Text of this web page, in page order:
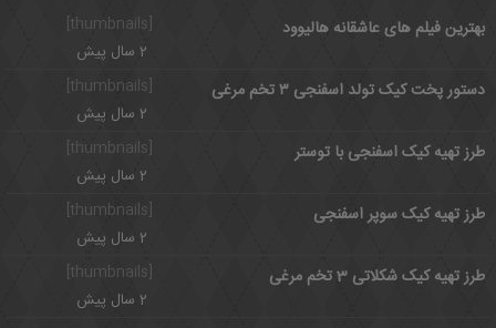
بهترین فیلم های عاشقانه هالیوود
2 سال پیش
[thumbnails]
دستور پخت کیک تولد اسفنجی ۳ تخم مرغی
2 سال پیش
طرز تهیه کیک اسفنجی با توستر
2 سال پیش
[thumbnails]
طرز تهیه کیک سوپر اسفنجی
2 سال پیش
طرز تهیه کیک شکلاتی 3 تخم مرغی
2 سال پیش